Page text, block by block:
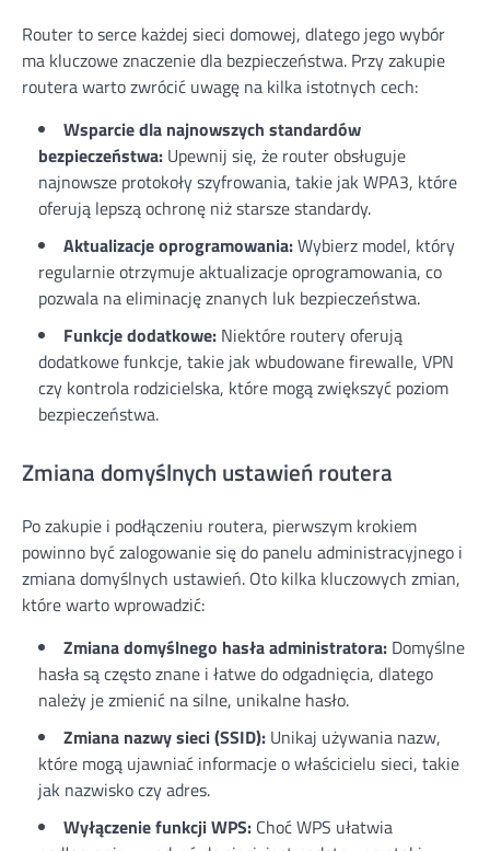
Router to serce każdej sieci domowej, dlatego jego wybór
ma kluczowe znaczenie dla bezpieczeństwa. Przy zakupie
routera warto zwrócić uwagę na kilka istotnych cech:
Wsparcie dla najnowszych standardów
bezpieczeństwa: Upewnij się, że router obsługuje
najnowsze protokoły szyfrowania, takie jak WPA3, które
oferują lepszą ochronę niż starsze standardy.
Aktualizacje oprogramowania:Wybierz model, który
regularnie otrzymuje aktualizacje oprogramowania, co
pozwala na eliminację znanych luk bezpieczeństwa.
Funkcje dodatkowe: Niektóre routery oferują
dodatkowe funkcje, takie jak wbudowane firewalle, VPN
czy kontrola rodzicielska, które mogą zwiększyć poziom
bezpieczeństwa.
Zmiana domyślnych ustawień routera
Po zakupie i podłączeniu routera, pierwszym krokiem
powinno być zalogowanie się do panelu administracyjnego i
zmiana domyślnych ustawień. Oto kilka kluczowych zmian,
które warto wprowadzić:
Zmiana domyślnego hasła administratora: Domyślne
hasła są często znane i łatwe do odgadnięcia, dlatego
należy je zmienić na silne, unikalne hasło.
Zmiana nazwy sieci (SSID): Unikaj używania nazw,
które mogą ujawniać informacje o właścicielu sieci, takie
jak nazwisko czy adres.
Wyłączenie funkcji WPS: Choć WPS ułatwia